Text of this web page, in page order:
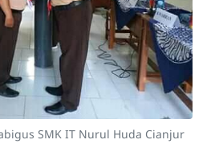
SMK IT Nurul Huda Cianjur